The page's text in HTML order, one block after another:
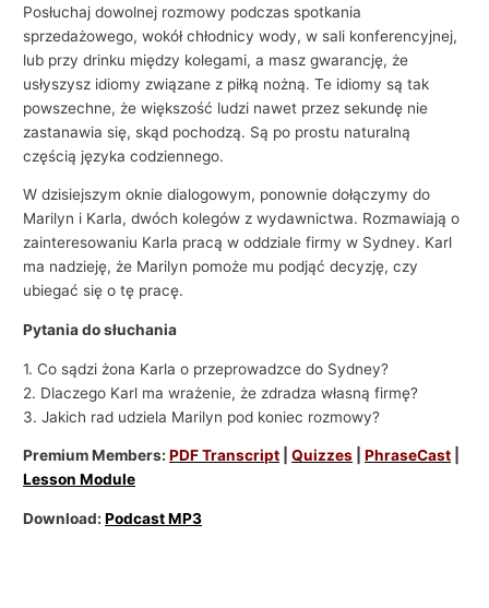
Posłuchaj dowolnej rozmowy podczas spotkania
sprzedażowego, wokół chłodnicy wody, w sali konferencyjnej,
lub przy drinku między kolegami, a masz gwarancję, że
usłyszysz idiomy związane z piłką nożną. Te idiomy są tak
powszechne, że większość ludzi nawet przez sekundę nie
zastanawia się, skąd pochodzą. Są po prostu naturalną
częścią języka codziennego.
W dzisiejszym oknie dialogowym, ponownie dołączymy do
Marilyn i Karla, dwóch kolegów z wydawnictwa. Rozmawiają o
zainteresowaniu Karla pracą w oddziale firmy w Sydney. Karl
ma nadzieję, że Marilyn pomoże mu podjąć decyzję, czy
ubiegać się o tę pracę.
Pytania do słuchania
1. Co sądzi żona Karla o przeprowadzce do Sydney?
2. Dlaczego Karl ma wrażenie, że zdradza własną firmę?
3. Jakich rad udziela Marilyn pod koniec rozmowy?
Premium Members:PDF Transcript |Quizzes |PhraseCast
Lesson Module
Download:Podcast MP3